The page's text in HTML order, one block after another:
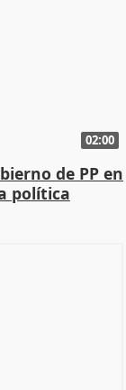
02:00
de PP en
política